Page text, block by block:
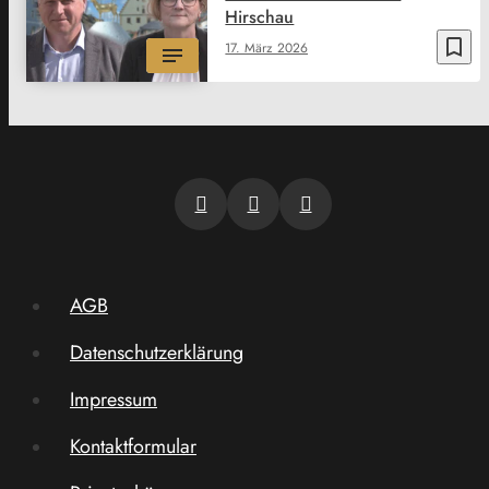
bookmark_border
17. März 2026
Hirschau
AGB
Datenschutzerklärung
Impressum
Kontaktformular